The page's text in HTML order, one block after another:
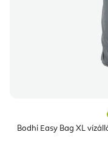
Bodhi Easy Bag XL